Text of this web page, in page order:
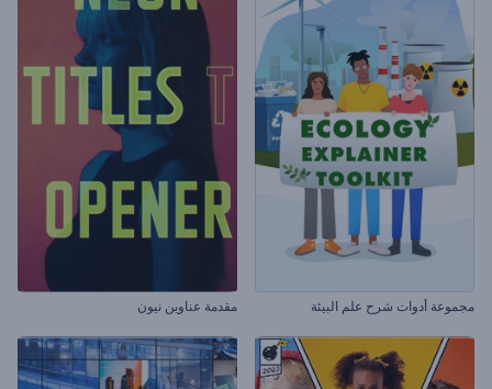
مجموعة أدوات شرح علم البيئة مقدمة عناوين نيون